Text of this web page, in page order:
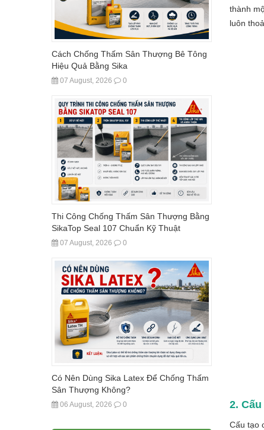
Cách Chống Thấm Sân Thượng Bê Tông
Hiệu Quả Bằng Sika
07 August, 2026 0
Thi Công Chống Thấm Sân Thượng Bằng
SikaTop Seal 107 Chuẩn Kỹ Thuật
07 August, 2026 0
Có Nên Dùng Sika Latex Để Chống Thấm
Sân Thượng Không?
06 August, 2026 0
thành
luôn
2.
Cấu tạo